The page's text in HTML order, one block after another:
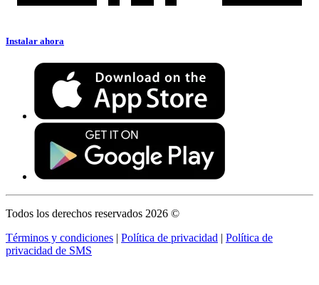
Instalar ahora
Todos los derechos reservados 2026 ©
Términos y condiciones | Política de privacidad | Política de
privacidad de SMS